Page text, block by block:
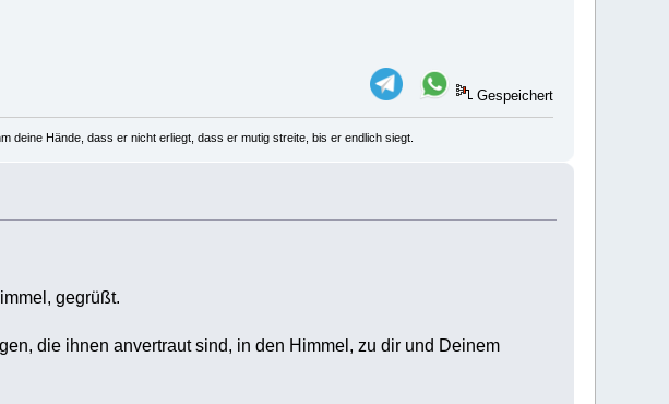
Gespeichert
deine Hände, dass er nicht erliegt, dass er mutig streite, bis er endlich siegt.
gegrüßt.
die ihnen anvertraut sind, in den Himmel, zu dir und Deinem